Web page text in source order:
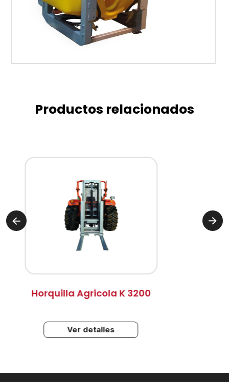
Productos relacionados
Agricola K 3200